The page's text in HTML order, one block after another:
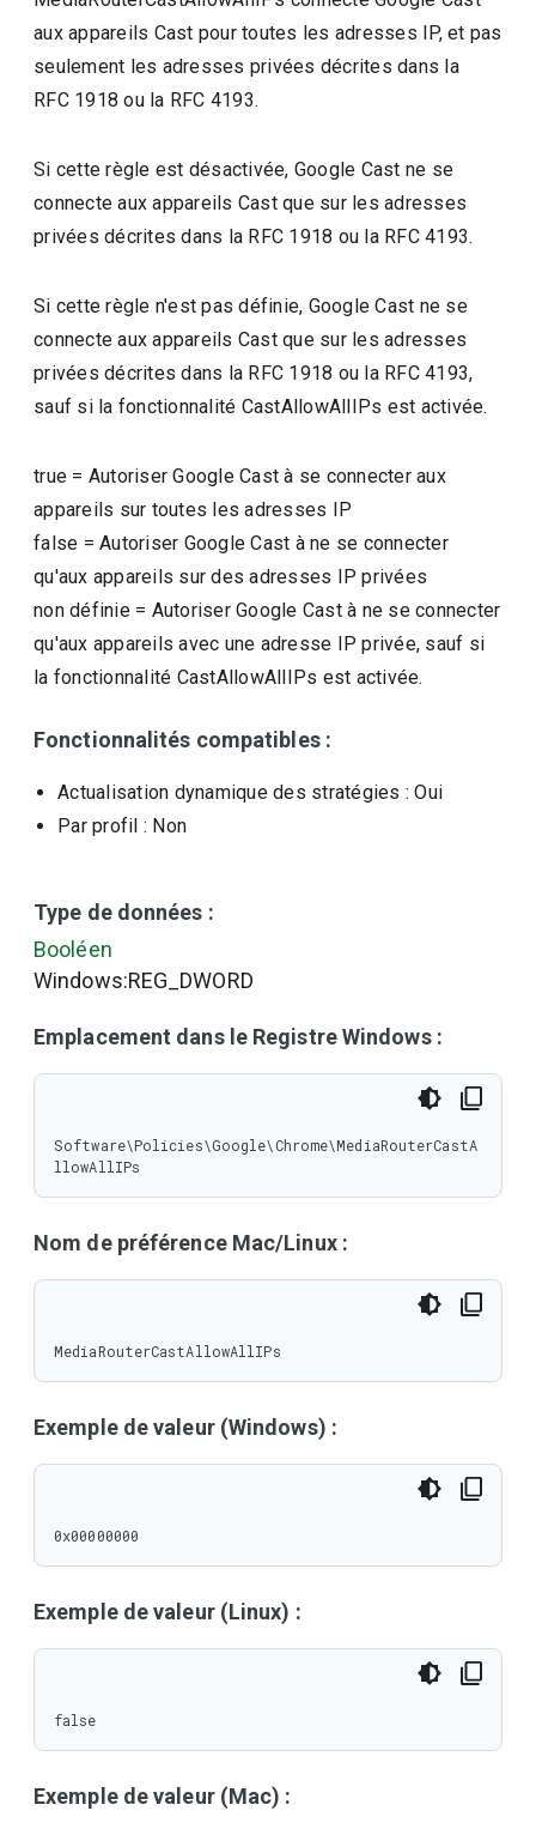
aux appareils Cast pour toutes les adresses IP, et pas
seulement les adresses privées décrites dans la
RFC 1918 ou la RFC 4193.
Si cette règle est désactivée, Google Cast ne se
connecte aux appareils Cast que sur les adresses
privées décrites dans la RFC 1918 ou la RFC 4193.
Si cette règle n'est pas définie, Google Cast ne se
connecte aux appareils Cast que sur les adresses
privées décrites dans la RFC 1918 ou la RFC 4193,
sauf si la fonctionnalité CastAllowAllIPs est activée.
true = Autoriser Google Cast à se connecter aux
appareils sur toutes les adresses IP
false =Autoriser Google Cast à ne se connecter
qu'aux appareils sur des adresses IP privées
non définie= Autoriser Google Cast à ne se connecter
qu'aux appareils avec une adresse IP privée, sauf si
la fonctionnalité CastAllowAllIPs est activée.
Fonctionnalités compatibles :
Actualisation dynamique des stratégies : Oui
Par profil : Non
Type de données :
Booléen
Windows:REG_DWORD
Emplacement dans le Registre Windows :
Software\Policies\Google\Chrome\MediaRouterCastA
llowAllIPs
Nom de préférence Mac/Linux :
MediaRouterCastAllowAllIPs
Exemple de valeur (Windows) :
0x00000000
Exemple de valeur (Linux) :
false
Exemple de valeur (Mac) :